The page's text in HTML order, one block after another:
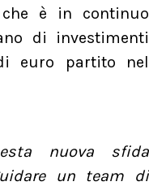
è in continuo
di investimenti
euro partito nel
nuova sfida
un team di